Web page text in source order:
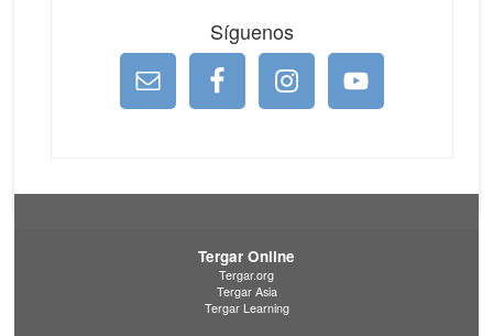
Síguenos
Tergar Online
Tergar.org
Tergar Asia
Tergar Learning